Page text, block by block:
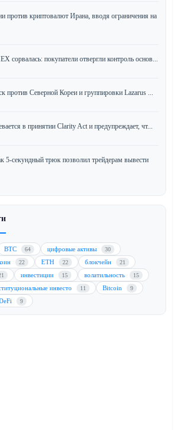
криптовалют Ирана, вводя ограничения на
сорвалась: покупатели отвергли контроль основ...
против Северной Кореи и группировки Lazarus ...
в принятии Clarity Act и предупреждает, чт...
5-секундный трюк позволил трейдерам вывести
BTC 64 цифровые активы 30
22 ETH 22 блокчейн 21
инвестиции 15 волатильность 15
инвесто 11 Bitcoin 9
9